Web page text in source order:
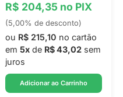
R$ 204,35 no PIX
(5,00% de desconto)
ou R$ 215,10 no cartão
em 5x de R$ 43,02 sem
juros
Adicionar ao Carrinho